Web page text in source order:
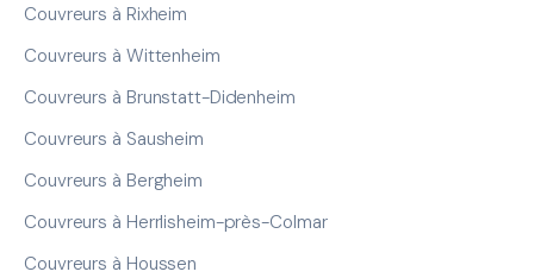
Couvreurs à Rixheim
Couvreurs à Wittenheim
Couvreurs à Brunstatt-Didenheim
Couvreurs à Sausheim
Couvreurs à Bergheim
Couvreurs à Herrlisheim-près-Colmar
Couvreurs à Houssen